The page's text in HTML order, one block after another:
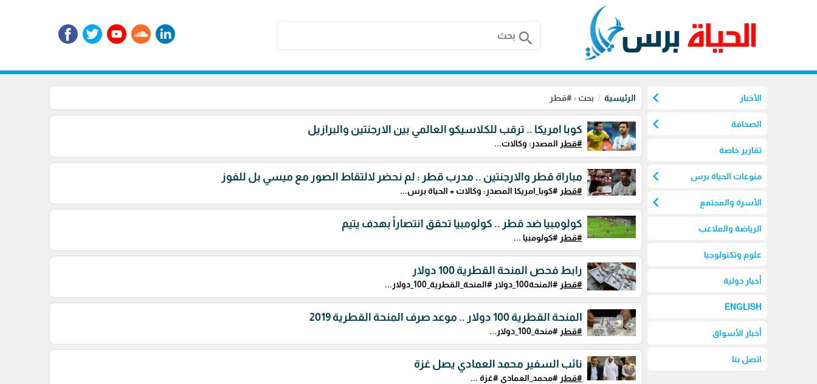
search
الأخبار chevron_left
الصحافة chevron_left
تقارير خاصة
منوعات الحياة برس chevron_left
الأسرة والمجتمع chevron_left
الرياضة والملاعب
علوم وتكنولوجيا
أخبار دولية
ENGLISH
أخبار الأسواق
اتصل بنا
الرئيسية بحث : #قطر
كوبا امريكا .. ترقب للكلاسيكو العالمي بين الارجنتين والبرازيل
#قطر المصدر: وكالات...
مباراة قطر والارجنتين .. مدرب قطر : لم نحضر لالتقاط الصور مع ميسي بل للفوز
#قطر #كوبا_امريكا المصدر: وكالات + الحياة برس...
كولومبيا ضد قطر .. كولومبيا تحقق انتصاراً بهدف يتيم
#قطر #كولومبيا ...
رابط فحص المنحة القطرية 100 دولار
#قطر #المنحة100_دولار #المنحة_القطرية_100_دولار...
المنحة القطرية 100 دولار .. موعد صرف المنحة القطرية 2019
#قطر #منحة_100_دولار...
نائب السفير محمد العمادي يصل غزة
#قطر #محمد_العمادي #غزة ...